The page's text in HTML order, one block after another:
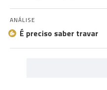
ANÁLISE
É preciso saber travar